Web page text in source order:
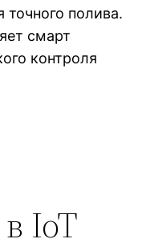
полива.
смарт
контроля
IoT